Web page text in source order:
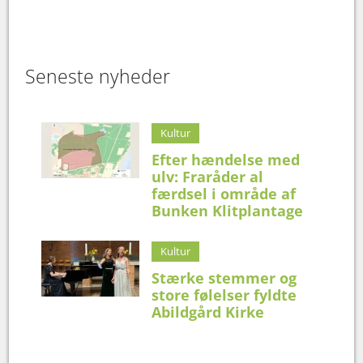
Seneste nyheder
Kultur
Efter hændelse med
ulv: Fraråder al
færdsel i område af
Bunken Klitplantage
Kultur
Stærke stemmer og
store følelser fyldte
Abildgård Kirke